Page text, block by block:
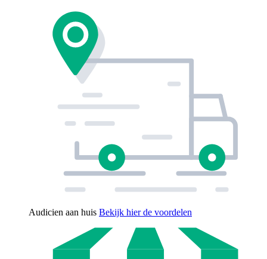
Audicien aan huis Bekijk hier de voordelen